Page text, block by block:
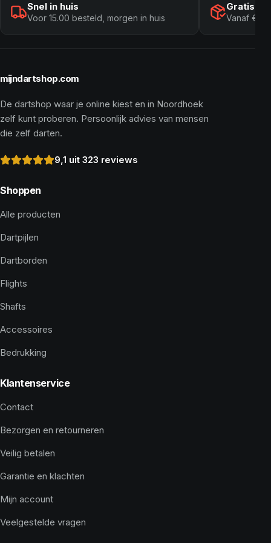
Snel in huis
Voor 15.00 besteld, morgen in huis
Gratis
Vanaf €
mijndartshop.com
De dartshop waar je online kiest en in Noordhoek
zelf kunt proberen. Persoonlijk advies van mensen
die zelf darten.
9,1 uit 323 reviews
Shoppen
Alle producten
Dartpijlen
Dartborden
Flights
Shafts
Accessoires
Bedrukking
Klantenservice
Contact
Bezorgen en retourneren
Veilig betalen
Garantie en klachten
Mijn account
Veelgestelde vragen